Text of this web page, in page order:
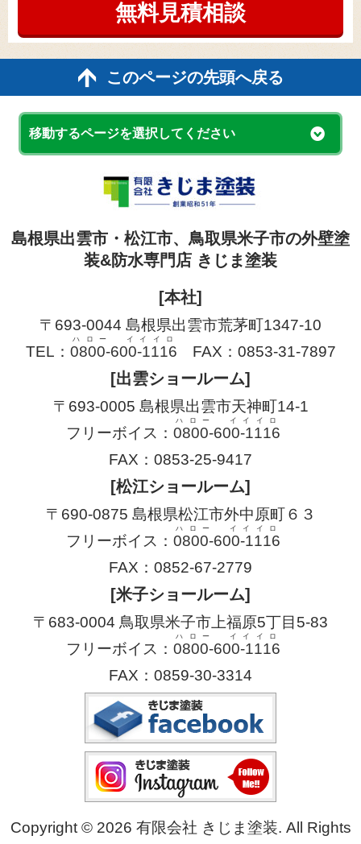
無料見積相談
このページの先頭へ戻る
移動するページを選択してください
島根県出雲市・松江市、鳥取県米子市の外壁塗
装&防水専門店 きじま塗装
[本社]
〒693-0044 島根県出雲市荒茅町1347-10
TEL： 0800-600-1116
ハロー イイイロ
FAX：0853-31-7897
[出雲ショールーム]
〒693-0005 島根県出雲市天神町14-1
フリーボイス： 0800-600-1116
ハロー イイイロ
FAX：0853-25-9417
[松江ショールーム]
〒690-0875 島根県松江市外中原町６３
フリーボイス： 0800-600-1116
ハロー イイイロ
FAX：0852-67-2779
[米子ショールーム]
〒683-0004 鳥取県米子市上福原5丁目5-83
フリーボイス： 0800-600-1116
ハロー イイイロ
FAX：0859-30-3314
Copyright © 2026 有限会社 きじま塗装. All Rights